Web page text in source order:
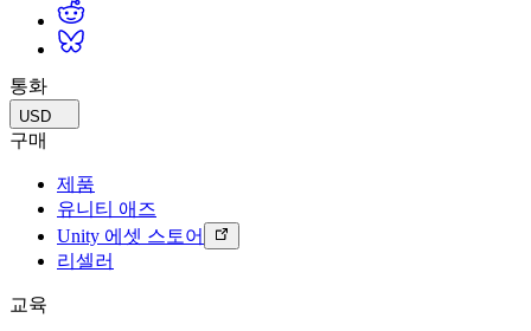
통화
USD
구매
제품
유니티 애즈
Unity 에셋 스토어
리셀러
교육